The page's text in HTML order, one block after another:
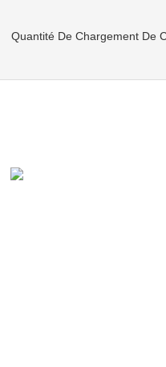
Quantité De Chargement De